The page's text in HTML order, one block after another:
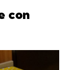
con